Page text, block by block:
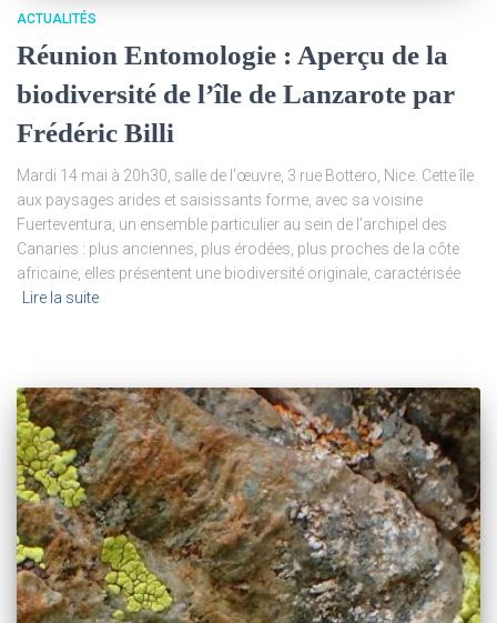
ACTUALITÉS
Réunion Entomologie : Aperçu de la
biodiversité de l’île de Lanzarote par
Frédéric Billi
Mardi 14 mai à 20h30, salle de l’œuvre, 3 rue Bottero, Nice. Cette île
aux paysages arides et saisissants forme, avec sa voisine
Fuerteventura, un ensemble particulier au sein de l’archipel des
Canaries : plus anciennes, plus érodées, plus proches de la côte
africaine, elles présentent une biodiversité originale, caractérisée
Lire la suite